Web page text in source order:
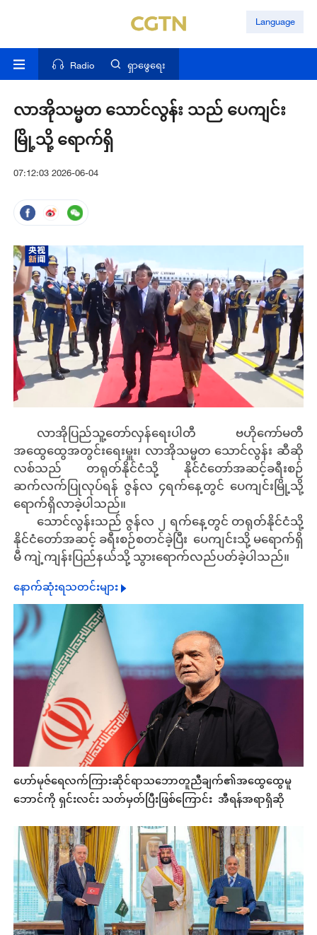
Language
Radio ရှာဖွေရေး
လာအိုသမ္မတ သောင်လွန်း သည် ပေကျင်း
မြို့သို့ ရောက်ရှိ
07:12:03 2026-06-04
လာအိုပြည်သူ့တော်လှန်ရေးပါတီ ဗဟိုကော်မတီ
အထွေထွေအတွင်းရေးမှူး၊ လာအိုသမ္မတ သောင်လွန်း ဆီဆို
လစ်သည် တရုတ်နိုင်ငံသို့ နိုင်ငံတော်အဆင့်ခရီးစဉ်
ဆက်လက်ပြုလုပ်ရန် ဇွန်လ ၄ရက်နေ့တွင် ပေကျင်းမြို့သို့
ရောက်ရှိလာခဲ့ပါသည်။
သောင်လွန်းသည် ဇွန်လ ၂ ရက်နေ့တွင် တရုတ်နိုင်ငံသို့
နိုင်ငံတော်အဆင့် ခရီးစဉ်စတင်ခဲ့ပြီး ပေကျင်းသို့ မရောက်ရှိ
မီ ကျဲ့ကျန်းပြည်နယ်သို့ သွားရောက်လည်ပတ်ခဲ့ပါသည်။
နောက်ဆုံးရသတင်းများ
ဟော်မုဇ်ရေလက်ကြားဆိုင်ရာသဘောတူညီချက်၏အထွေထွေမူ
ဘောင်ကို ရှင်းလင်း သတ်မှတ်ပြီးဖြစ်ကြောင်း အီရန်အရာရှိဆို